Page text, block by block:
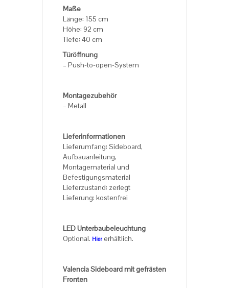
Maße
Länge: 155 cm
Höhe: 92 cm
Tiefe: 40 cm
Türöffnung
– Push-to-open-System
Montagezubehör
– Metall
Lieferinformationen
Lieferumfang: Sideboard,
Aufbauanleitung,
Montagematerial und
Befestigungsmaterial
Lieferzustand: zerlegt
Lieferung: kostenfrei
LED Unterbaubeleuchtung
Optional. Hier erhältlich.
Valencia Sideboard mit gefrästen
Fronten